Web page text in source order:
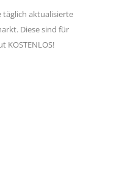
täglich aktualisierte
Diese sind für
KOSTENLOS!